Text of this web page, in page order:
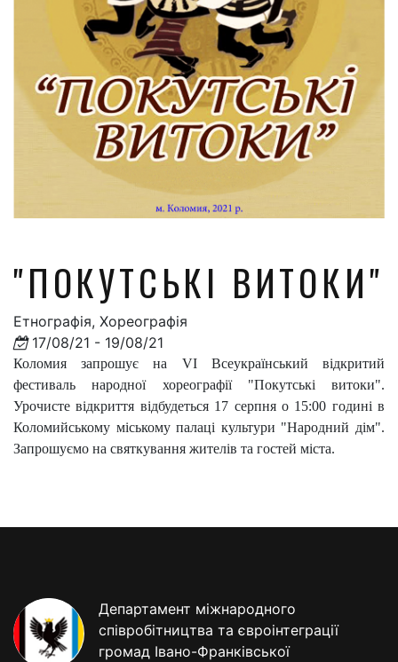
"ПОКУТСЬКІ ВИТОКИ"
Етнографія, Хореографія
17/08/21 - 19/08/21
Коломия запрошує на VI Всеукраїнський відкритий
фестиваль народної хореографії "Покутські витоки".
Урочисте відкриття відбудеться 17 серпня о 15:00 годині в
Коломийському міському палаці культури "Народний дім".
Запрошуємо на святкування жителів та гостей міста.
Департамент міжнародного
співробітництва та євроінтеграції
громад Івано-Франківської